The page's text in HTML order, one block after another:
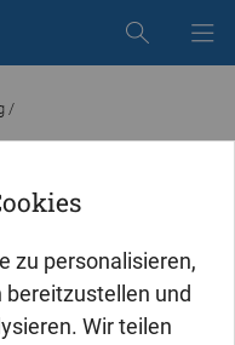
zu personalisieren,
und
Wir teilen
/